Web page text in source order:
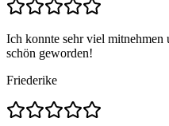
Ich konnte sehr viel
schön geworden!
Friederike